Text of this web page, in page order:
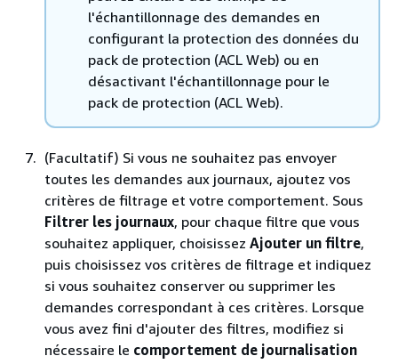
l'échantillonnage des demandes en
configurant la protection des données du
pack de protection (ACL Web) ou en
désactivant l'échantillonnage pour le
pack de protection (ACL Web).
(Facultatif) Si vous ne souhaitez pas envoyer
toutes les demandes aux journaux, ajoutez vos
critères de filtrage et votre comportement. Sous
Filtrer les journaux, pour chaque filtre que vous
souhaitez appliquer, choisissez Ajouter un filtre,
puis choisissez vos critères de filtrage et indiquez
si vous souhaitez conserver ou supprimer les
demandes correspondant à ces critères. Lorsque
vous avez fini d'ajouter des filtres, modifiez si
nécessaire le comportement de journalisation